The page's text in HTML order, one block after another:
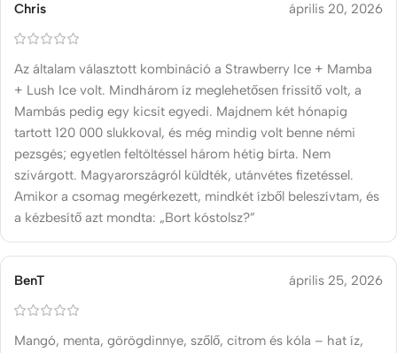
Chris április 20, 2026
Az általam választott kombináció a Strawberry Ice + Mamba
+ Lush Ice volt. Mindhárom íz meglehetősen frissítő volt, a
Mambás pedig egy kicsit egyedi. Majdnem két hónapig
tartott 120 000 slukkoval, és még mindig volt benne némi
pezsgés; egyetlen feltöltéssel három hétig bírta. Nem
szivárgott. Magyarországról küldték, utánvétes fizetéssel.
Amikor a csomag megérkezett, mindkét ízből beleszívtam, és
a kézbesítő azt mondta: „Bort kóstolsz?”
BenT április 25, 2026
Mangó, menta, görögdinnye, szőlő, citrom és kóla – hat íz,